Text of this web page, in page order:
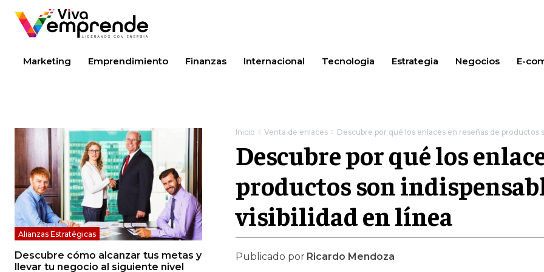
Marketing Emprendimiento Finanzas Internacional Tecnologia Estrategia Negocios E-
Alianzas Estratégicas
Descubre cómo alcanzar tus metas y
llevar tu negocio al siguiente nivel
Inicio Venta de enlaces Descubre por qué los enlaces en reseñas de productos
Descubre por qué los
productos son
visibilidad en línea
Publicado por Ricardo Mendoza